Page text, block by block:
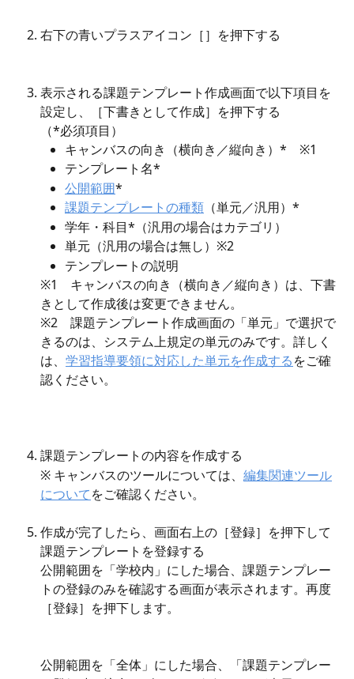
右下の青いプラスアイコン［］を押下する
表示される課題テンプレート作成画面で以下項目を
設定し、［下書きとして作成］を押下する
（*必須項目）
キャンバスの向き（横向き／縦向き）*　※1
テンプレート名*
公開範囲*
課題テンプレートの種類 （単元／汎用）*
学年・科目*（汎用の場合はカテゴリ）
単元（汎用の場合は無し）※2
テンプレートの説明
※1　キャンバスの向き（横向き／縦向き）は、下書
きとして作成後は変更できません。
※2　課題テンプレート作成画面の「単元」で選択で
きるのは、システム上規定の単元のみです。詳しく
は、 学習指導要領に対応した単元を作成するをご確
認ください。
課題テンプレートの内容を作成する
※ キャンバスのツールについては、 編集関連ツール
についてをご確認ください。
作成が完了したら、画面右上の［登録］を押下して
課題テンプレートを登録する
公開範囲を「学校内」にした場合、課題テンプレー
トの登録のみを確認する画面が表示されます。再度
［登録］を押下します。
公開範囲を「全体」にした場合、「課題テンプレー